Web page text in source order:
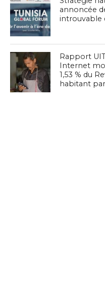
annoncée
introuvable
Rapport
Internet
1,53 % du
habitant